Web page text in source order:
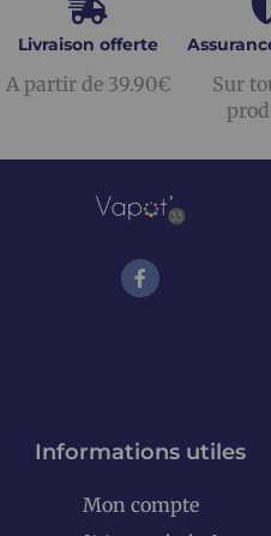
Livraison offerte
A partir de 39.90€
Sur
Informations utiles
Mon compte